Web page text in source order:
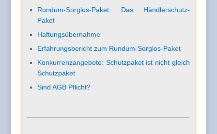
Rundum-Sorglos-Paket: Das Händlerschutz-
Paket
Haftungsübernahme
Erfahrungsbericht zum Rundum-Sorglos-Paket
Konkurrenzangebote: Schutzpaket ist nicht gleich
Schutzpaket
Sind AGB Pflicht?